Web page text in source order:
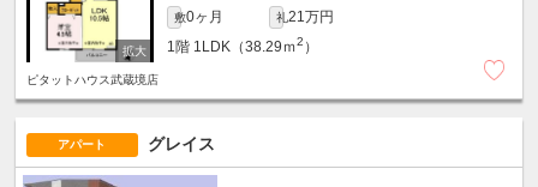
敷0ヶ月 礼21万円
1階 1LDK（38.29ｍ2 ）
ピタットハウス武蔵境店
アパート グレイス